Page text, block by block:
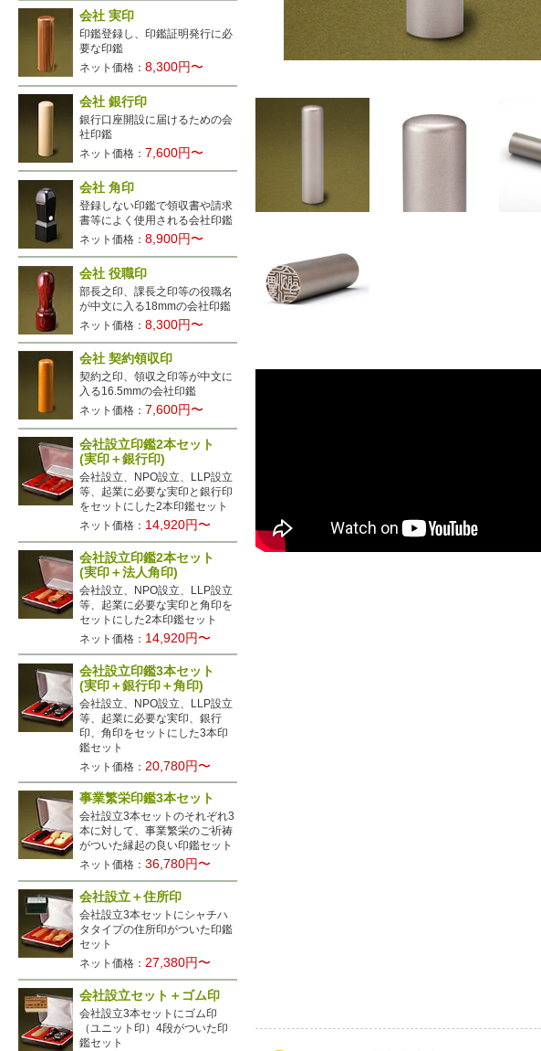
会社 実印
印鑑登録し、印鑑証明発行に必
要な印鑑
ネット価格：8,300円〜
会社 銀行印
銀行口座開設に届けるための会
社印鑑
ネット価格： 7,600円〜
会社 角印
登録しない印鑑で領収書や請求
書等によく使用される会社印鑑
ネット価格：8,900円〜
会社 役職印
部長之印、課長之印等の役職名
が中文に入る18mmの会社印鑑
ネット価格：8,300円〜
会社 契約領収印
契約之印、領収之印等が中文に
入る16.5mmの会社印鑑
ネット価格： 7,600円〜
会社設立印鑑2本セット
(実印＋銀行印)
会社設立、NPO設立、LLP設立
等、起業に必要な実印と銀行印
をセットにした2本印鑑セット
ネット価格： 14,920円〜
会社設立印鑑2本セット
(実印＋法人角印)
会社設立、NPO設立、LLP設立
等、起業に必要な実印と角印を
セットにした2本印鑑セット
ネット価格： 14,920円〜
会社設立印鑑3本セット
(実印＋銀行印＋角印)
会社設立、NPO設立、LLP設立
等、起業に必要な実印、銀行
印、角印をセットにした3本印
鑑セット
ネット価格： 20,780円〜
事業繁栄印鑑3本セット
会社設立3本セットのそれぞれ3
本に対して、事業繁栄のご祈祷
がついた縁起の良い印鑑セット
ネット価格：36,780円〜
会社設立＋住所印
会社設立3本セットにシャチハ
タタイプの住所印がついた印鑑
セット
ネット価格：27,380円〜
会社設立セット＋ゴム印
会社設立3本セットにゴム印
（ユニット印）4段がついた印
鑑セット